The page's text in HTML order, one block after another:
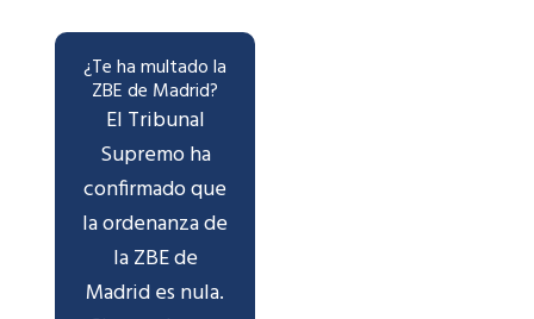
¿Te ha multado la
ZBE de Madrid?
El Tribunal
Supremo ha
confirmado que
la ordenanza de
la ZBE de
Madrid es nula.